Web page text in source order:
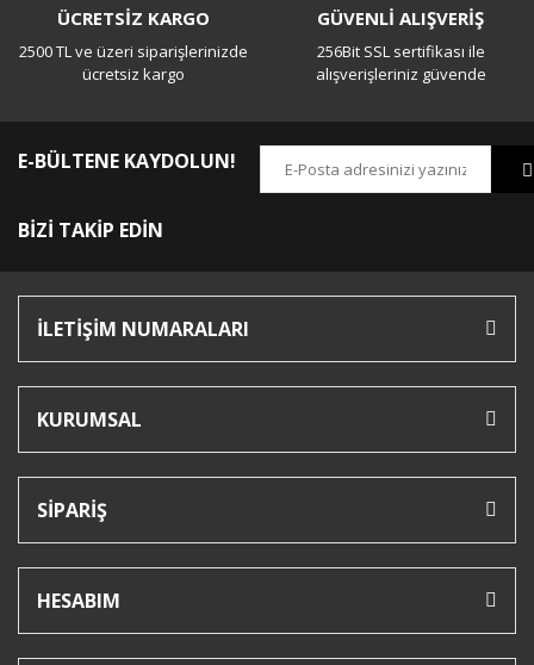
ÜCRETSİZ KARGO
2500 TL ve üzeri siparişlerinizde
ücretsiz kargo
GÜVENLİ ALIŞVERİŞ
256Bit SSL sertifikası ile
alışverişleriniz güvende
E-BÜLTENE KAYDOLUN!
BİZİ TAKİP EDİN
İLETİŞİM NUMARALARI
KURUMSAL
SİPARİŞ
HESABIM